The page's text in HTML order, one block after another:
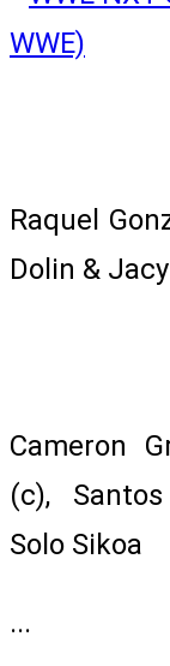
Raquel
Dolin &
Cameron
(c),
Solo Sikoa
...